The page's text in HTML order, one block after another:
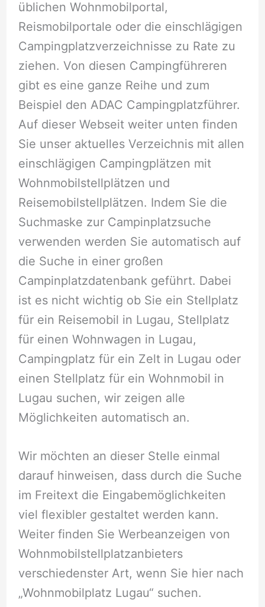
üblichen Wohnmobilportal,
Reismobilportale oder die einschlägigen
Campingplatzverzeichnisse zu Rate zu
ziehen. Von diesen Campingführeren
gibt es eine ganze Reihe und zum
Beispiel den ADAC Campingplatzführer.
Auf dieser Webseit weiter unten finden
Sie unser aktuelles Verzeichnis mit allen
einschlägigen Campingplätzen mit
Wohnmobilstellplätzen und
Reisemobilstellplätzen. Indem Sie die
Suchmaske zur Campinplatzsuche
verwenden werden Sie automatisch auf
die Suche in einer großen
Campinplatzdatenbank geführt. Dabei
ist es nicht wichtig ob Sie ein Stellplatz
für ein Reisemobil in Lugau, Stellplatz
für einen Wohnwagen in Lugau,
Campingplatz für ein Zelt in Lugau oder
einen Stellplatz für ein Wohnmobil in
Lugau suchen, wir zeigen alle
Möglichkeiten automatisch an.
Wir möchten an dieser Stelle einmal
darauf hinweisen, dass durch die Suche
im Freitext die Eingabemöglichkeiten
viel flexibler gestaltet werden kann.
Weiter finden Sie Werbeanzeigen von
Wohnmobilstellplatzanbieters
verschiedenster Art, wenn Sie hier nach
„Wohnmobilplatz Lugau“ suchen.